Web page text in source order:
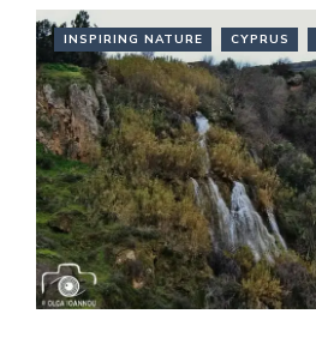
INSPIRING NATURE CYPRUS